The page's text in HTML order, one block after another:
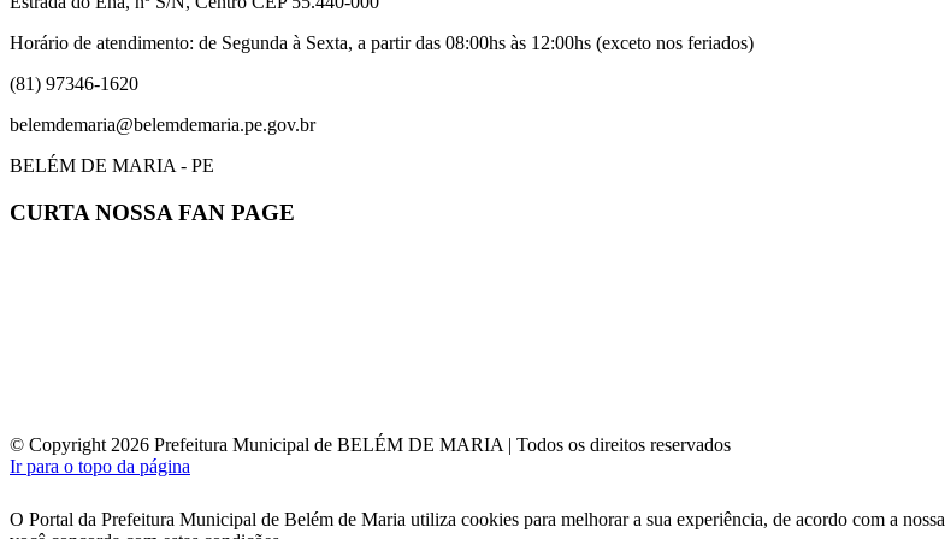
Horário de atendimento: de Segunda à Sexta, a partir das 08:00hs às 12:00hs (exceto nos feriados)
(81) 97346-1620
belemdemaria@belemdemaria.pe.gov.br
BELÉM DE MARIA - PE
CURTA NOSSA FAN PAGE
© Copyright 2026 Prefeitura Municipal de BELÉM DE MARIA | Todos os direitos reservados
Ir para o topo da página
O Portal da Prefeitura Municipal de Belém de Maria utiliza cookies para melhorar a sua experiência, de acordo com a nossa